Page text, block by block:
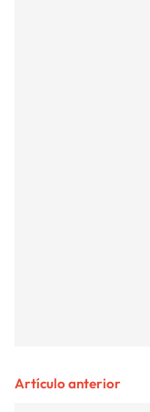
Artículo anterior